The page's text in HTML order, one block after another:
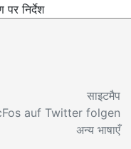
निर्देश
साइटमैप
auf Twitter folgen
अन्य भाषाएँ